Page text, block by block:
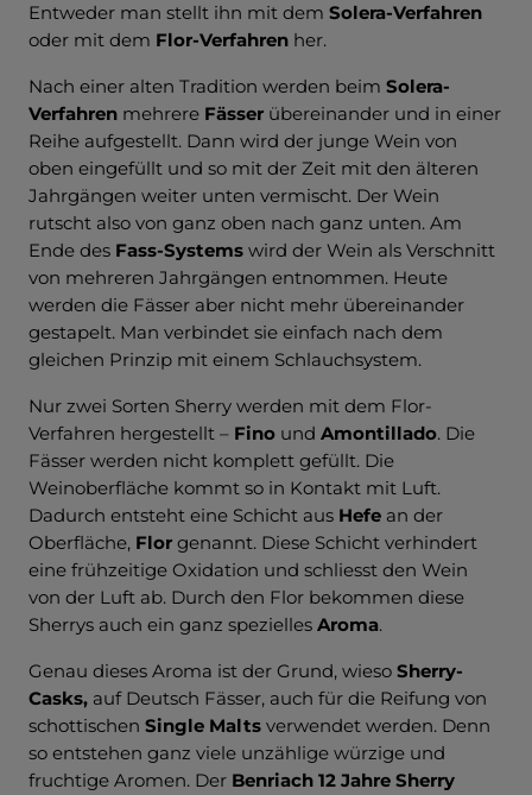
Entweder man stellt ihn mit dem Solera-Verfahren
oder mit dem Flor-Verfahren her.
Nach einer alten Tradition werden beim Solera-
Verfahren mehrere Fässer übereinander und in einer
Reihe aufgestellt. Dann wird der junge Wein von
oben eingefüllt und so mit der Zeit mit den älteren
Jahrgängen weiter unten vermischt. Der Wein
rutscht also von ganz oben nach ganz unten. Am
Ende des Fass-Systems wird der Wein als Verschnitt
von mehreren Jahrgängen entnommen. Heute
werden die Fässer aber nicht mehr übereinander
gestapelt. Man verbindet sie einfach nach dem
gleichen Prinzip mit einem Schlauchsystem.
Nur zwei Sorten Sherry werden mit dem Flor-
Verfahren hergestellt – Fino und Amontillado. Die
Fässer werden nicht komplett gefüllt. Die
Weinoberfläche kommt so in Kontakt mit Luft.
Dadurch entsteht eine Schicht aus Hefe an der
Oberfläche, Flor genannt. Diese Schicht verhindert
eine frühzeitige Oxidation und schliesst den Wein
von der Luft ab. Durch den Flor bekommen diese
Sherrys auch ein ganz spezielles Aroma.
Genau dieses Aroma ist der Grund, wieso Sherry-
Casks, auf Deutsch Fässer, auch für die Reifung von
schottischen Single Malts verwendet werden. Denn
so entstehen ganz viele unzählige würzige und
fruchtige Aromen. Der Benriach 12 Jahre Sherry